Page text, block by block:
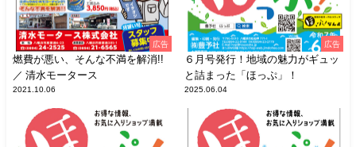
広告
燃費が悪い、そんな不満を解消!!
／ 清水モータース
2021.10.06
広告
６月号発行！地域の魅力がギュッ
と詰まった「ほっぷ」！
2025.06.04